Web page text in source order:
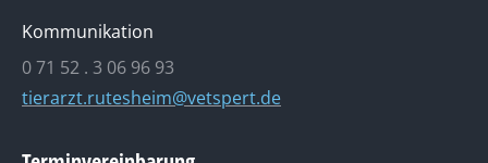
Kommunikation
0 71 52 . 3 06 96 93
tierarzt.rutesheim@vetspert.de